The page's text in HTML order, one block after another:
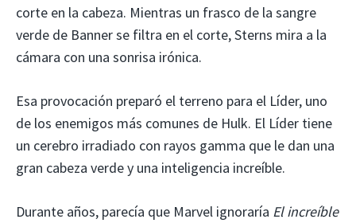
corte en la cabeza. Mientras un frasco de la sangre
verde de Banner se filtra en el corte, Sterns mira a la
cámara con una sonrisa irónica.
Esa provocación preparó el terreno para el Líder, uno
de los enemigos más comunes de Hulk. El Líder tiene
un cerebro irradiado con rayos gamma que le dan una
gran cabeza verde y una inteligencia increíble.
Durante años, parecía que Marvel ignoraría El increíble